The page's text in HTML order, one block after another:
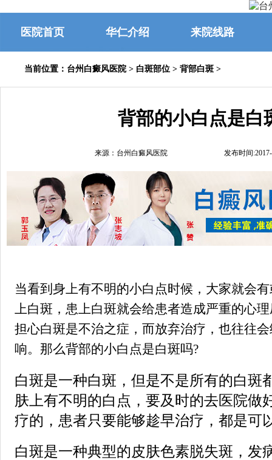
医院首页 华仁介绍 来院线路
当前位置： 台州白癜风医院> 白斑部位 > 背部白斑 >
背部的小白点是白
来源：台州白癜风医院 发布时间
当看到身上有不明的小白点时候，大家就会
上白斑，患上白斑就会给患者造成严重的心
担心白斑是不治之症，而放弃治疗，也往往
响。那么背部的小白点是白斑吗?
白斑是一种白斑，但是不是所有的白斑
肤上有不明的白点，要及时的去医院做
疗的，患者只要能够趁早治疗，都是可
白斑是一种典型的皮肤色素脱失斑，发